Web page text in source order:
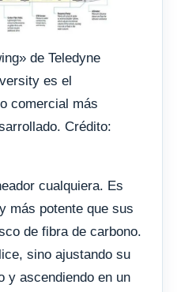
de Teledyne
es el
comercial más
Crédito:
cualquiera. Es
más potente que sus
de fibra de carbono.
sino ajustando su
y ascendiendo en un